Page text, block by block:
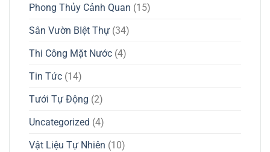
Phong Thủy Cảnh Quan (15)
Sân Vườn BIệt Thự (34)
Thi Công Mặt Nước (4)
Tin Tức (14)
Tưới Tự Động (2)
Uncategorized (4)
Vật Liệu Tự Nhiên (10)